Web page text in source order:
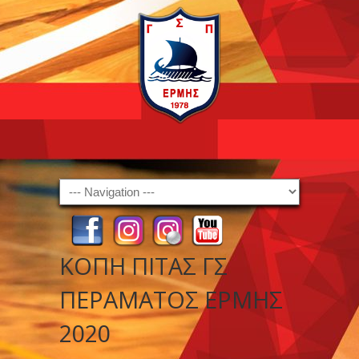
Navigation
ΚΟΠΗ ΠΙΤΑΣ ΓΣ
ΠΕΡΑΜΑΤΟΣ ΕΡΜΗΣ
2020